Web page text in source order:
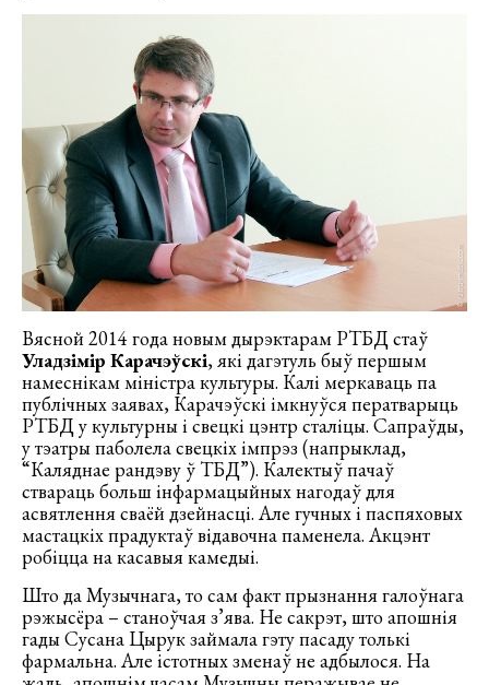
Вясной 2014 года новым дырэктарам РТБД стаў
Уладзімір Карачэўскі, які дагэтуль быў першым
намеснікам міністра культуры. Калі меркаваць па
публічных заявах, Карачэўскі імкнуўся ператварыць
РТБД у культурны і свецкі цэнтр сталіцы. Сапраўды,
у тэатры паболела свецкіх імпрэз (напрыклад,
“Каляднае рандэву ў ТБД”). Калектыў пачаў
ствараць больш інфармацыйных нагодаў для
асвятлення сваёй дзейнасці. Але гучных і паспяховых
мастацкіх прадуктаў відавочна паменела. Акцэнт
робіцца на касавыя камедыі.
Што да Музычнага, то сам факт прызнання галоўнага
рэжысёра – станоўчая з’ява. Не сакрэт, што апошнія
гады Сусана Цырук займала гэту пасаду толькі
фармальна. Але істотных зменаў не адбылося. На